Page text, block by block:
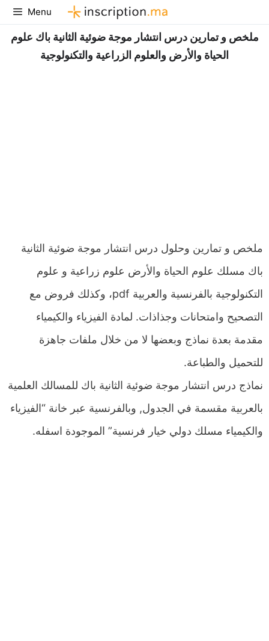
Aller
au
contenu
Menu
ملخص و تمارين درس انتشار موجة ضوئية الثانية باك علوم
الحياة والأرض والعلوم الزراعية والتكنولوجية
ملخص و تمارين وحلول درس انتشار موجة ضوئية الثانية
باك مسلك علوم الحياة والأرض علوم زراعية و علوم
التكنولوجية بالفرنسية والعربية pdf، وكذلك فروض مع
التصحيح وامتحانات وجذاذات. لمادة الفيزياء والكيمياء
مقدمة بعدة نماذج وبعضها لا من خلال ملفات جاهزة
للتحميل والطباعة.
نماذج درس انتشار موجة ضوئية الثانية باك للمسالك العلمية
بالعربية مقسمة في الجدول, وبالفرنسية عبر خانة “الفيزياء
والكيمياء مسلك دولي خيار فرنسية” الموجودة اسفله.